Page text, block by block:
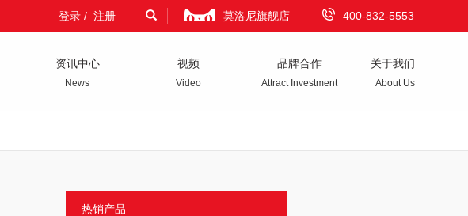
400-832-5553
莫洛尼旗舰店
登录 / 注册
资讯中心
News
视频
Video
品牌合作
Attract Investment
关于我们
About Us
热销产品